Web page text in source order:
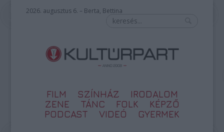
2026. augusztus 6. – Berta, Bettina
FILM SZÍNHÁZ
IRODALOM
ZENE
TÁNC FOLK
KÉPZŐ
PODCAST
VIDEÓ GYERMEK